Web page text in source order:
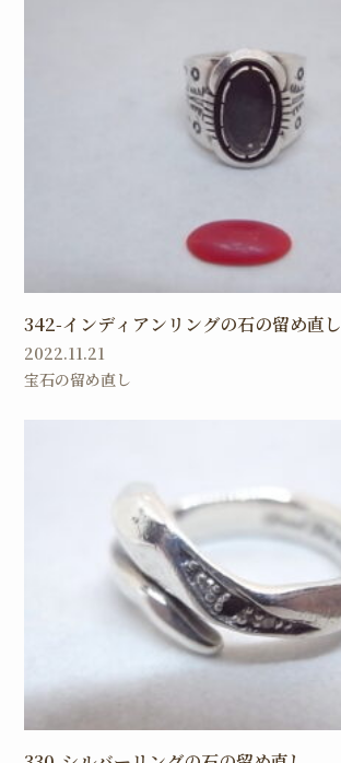
342-インディアンリングの石の留め直し
2022.11.21
宝石の留め直し